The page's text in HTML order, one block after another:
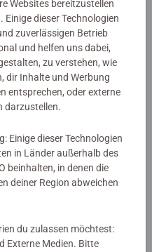
42207-4
Websites bereitzustellen
dieser Technologien
zuverlässigen Betrieb
und helfen uns dabei,
zu verstehen, wie
dir Inhalte und Werbung
entsprechen, oder externe
darzustellen.
Einige dieser Technologien
in Länder außerhalb des
beinhalten, in denen die
deiner Region abweichen
du zulassen möchtest:
Externe Medien. Bitte